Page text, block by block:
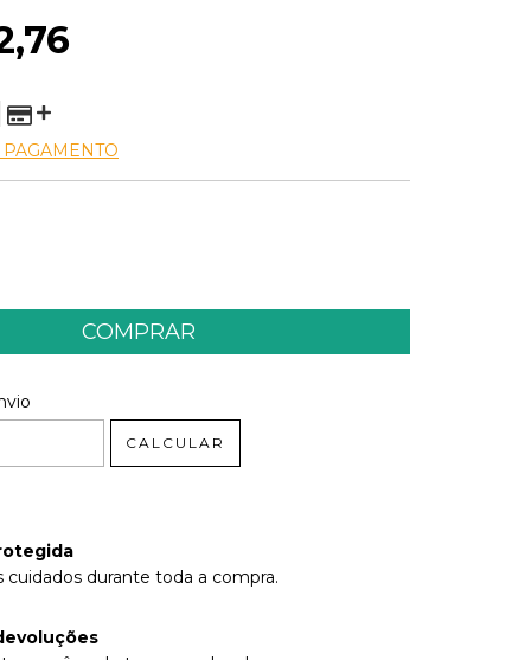
CALCULAR
cuidados durante toda a compra.